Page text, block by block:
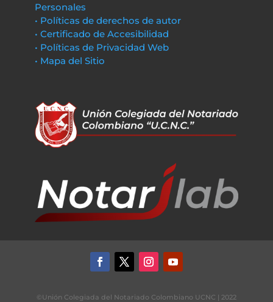
Personales
• Políticas de derechos de autor
• Certificado de Accesibilidad
• Políticas de Privacidad Web
• Mapa del Sitio
©Unión Colegiada del Notariado Colombiano UCNC | 2022